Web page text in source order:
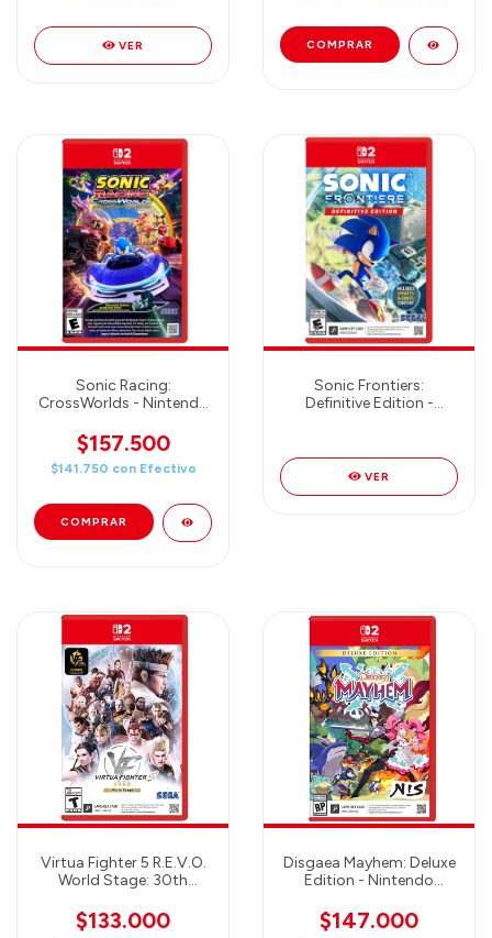
VER
Sonic Racing:
CrossWorlds - Nintendo
$157.500
$141.750 con Efectivo
Sonic Frontiers:
Definitive Edition -
VER
Virtua Fighter 5 R.E.V.O.
World Stage: 30th
Nintendo Switch 2
$133.000
Disgaea Mayhem: Deluxe
Edition - Nintendo
$147.000